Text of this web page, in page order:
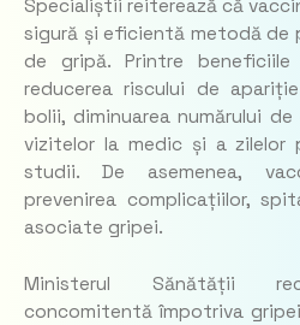
Specialiștii reiterează că
sigură și eficientă metodă de
de gripă. Printre beneficiile
reducerea riscului de
bolii, diminuarea numărului
vizitelor la medic și a zilelor
studii. De asemenea,
prevenirea complicațiilor,
asociate gripei.
Ministerul Sănătății
concomitentă împotriva gripei